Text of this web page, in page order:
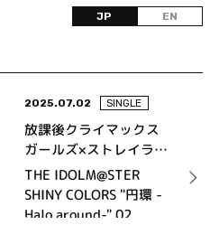
JP EN
2025.07.02 SINGLE
放課後クライマックス
ガールズ×ストレイライ
ト
THE IDOLM@STER
SHINY COLORS "円環 -
Halo around-" 02